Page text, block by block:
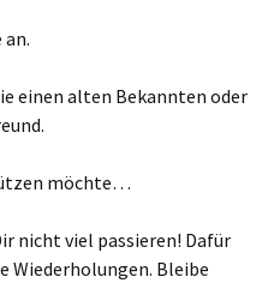
einen alten Bekannten oder
möchte…
nicht viel passieren! Dafür
Wiederholungen. Bleibe